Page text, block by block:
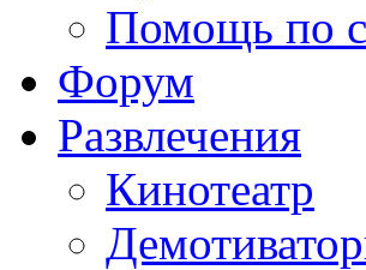
Помощь по
Форум
Развлечения
Кинотеатр